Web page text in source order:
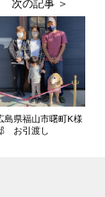
島県福山市曙町K様
お引渡し